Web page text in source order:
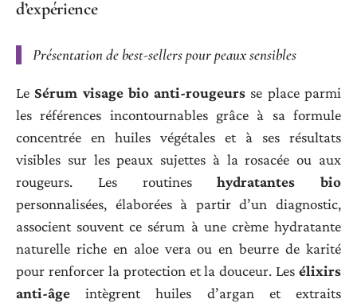
d’expérience
Présentation de best-sellers pour peaux sensibles
Le Sérum visage bio anti-rougeurs se place parmi
les références incontournables grâce à sa formule
concentrée en huiles végétales et à ses résultats
visibles sur les peaux sujettes à la rosacée ou aux
rougeurs. Les routineshydratantes bio
personnalisées, élaborées à partir d’un diagnostic,
associent souvent ce sérum à une crème hydratante
naturelle riche en aloe vera ou en beurre de karité
pour renforcer la protection et la douceur. Les élixirs
anti-âge intègrent huiles d’argan et extraits